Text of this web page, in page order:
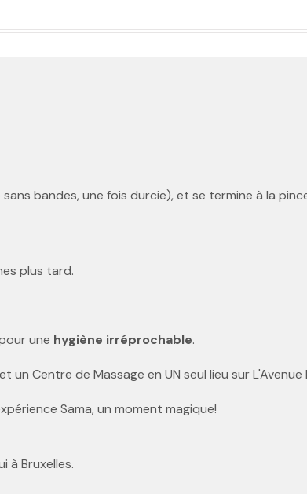
bandes, une fois durcie), et se termine à la
plus tard.
une hygiène irréprochable.
Centre de Massage en UN seul lieu sur L'Avenue
Sama, un moment magique!
à Bruxelles.